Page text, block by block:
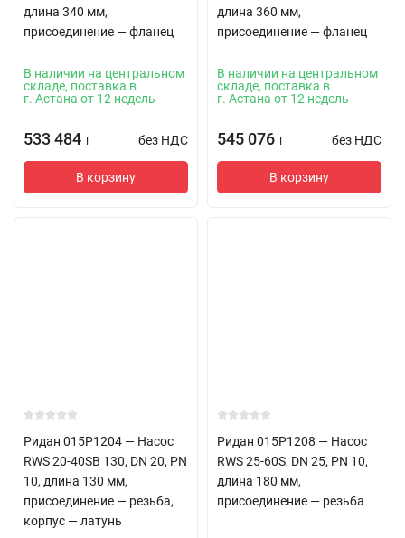
длина 340 мм,
присоединение — фланец
В наличии на центральном
складе, поставка в
г. Астана от 12 недель
533 484 T без НДС
В корзину
длина 360 мм,
присоединение — фланец
В наличии на центральном
складе, поставка в
г. Астана от 12 недель
545 076 T без НДС
В корзину
Ридан 015P1204 — Насос
RWS 20-40SB 130, DN 20, PN
10, длина 130 мм,
присоединение — резьба,
корпус — латунь
Ридан 015P1208 — Насос
RWS 25-60S, DN 25, PN 10,
длина 180 мм,
присоединение — резьба